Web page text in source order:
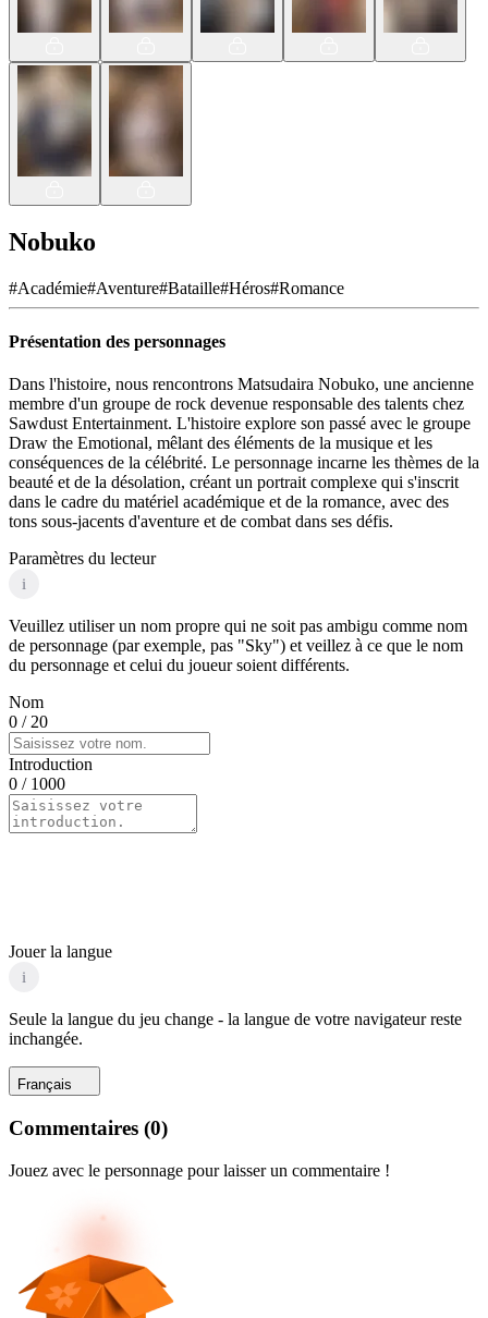
Nobuko
#Académie#Aventure#Bataille#Héros#Romance
Présentation des personnages
Dans l'histoire, nous rencontrons Matsudaira Nobuko, une ancienne
membre d'un groupe de rock devenue responsable des talents chez
Sawdust Entertainment. L'histoire explore son passé avec le groupe
Draw the Emotional, mêlant des éléments de la musique et les
conséquences de la célébrité. Le personnage incarne les thèmes de la
beauté et de la désolation, créant un portrait complexe qui s'inscrit
dans le cadre du matériel académique et de la romance, avec des
tons sous-jacents d'aventure et de combat dans ses défis.
Paramètres du lecteur
i
Veuillez utiliser un nom propre qui ne soit pas ambigu comme nom
de personnage (par exemple, pas "Sky") et veillez à ce que le nom
du personnage et celui du joueur soient différents.
Nom
0 / 20
Introduction
0 / 1000
Jouer la langue
i
Seule la langue du jeu change - la langue de votre navigateur reste
inchangée.
Français
Commentaires (0)
Jouez avec le personnage pour laisser un commentaire !